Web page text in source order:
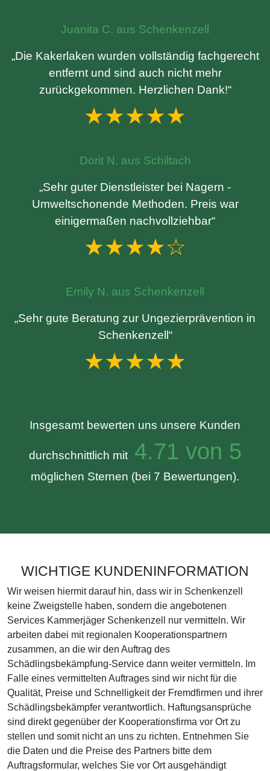
Juanita C. aus Schenkenzell
„Die Kakerlaken wurden vollständig fachgerecht
entfernt und sind auch nicht mehr
zurückgekommen. Herzlichen Dank!“
★★★★★
Dorit N. aus Schiltach
„Sehr guter Dienstleister bei Nagern -
Umweltschonende Methoden. Preis war
einigermaßen nachvollziehbar“
★★★★☆
Emily N. aus Schenkenzell
„Sehr gute Beratung zur Ungezierprävention in
Schenkenzell“
★★★★★
Insgesamt bewerten uns unsere Kunden
durchschnittlich mit4.71 von 5
möglichen Sternen (bei 7 Bewertungen).
WICHTIGE KUNDENINFORMATION
Wir weisen hiermit darauf hin, dass wir in Schenkenzell
keine Zweigstelle haben, sondern die angebotenen
Services Kammerjäger Schenkenzell nur vermitteln. Wir
arbeiten dabei mit regionalen Kooperationspartnern
zusammen, an die wir den Auftrag des
Schädlingsbekämpfung-Service dann weiter vermitteln. Im
Falle eines vermittelten Auftrages sind wir nicht für die
Qualität, Preise und Schnelligkeit der Fremdfirmen und ihrer
Schädlingsbekämpfer verantwortlich. Haftungsansprüche
sind direkt gegenüber der Kooperationsfirma vor Ort zu
stellen und somit nicht an uns zu richten. Entnehmen Sie
die Daten und die Preise des Partners bitte dem
Auftragsformular, welches Sie vor Ort ausgehändigt